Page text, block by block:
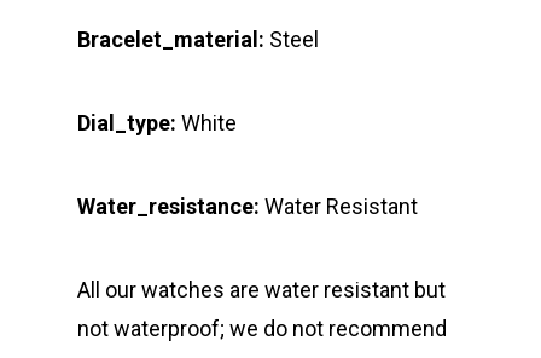
Bracelet_material: Steel
Dial_type: White
Water_resistance: Water Resistant
All our watches are water resistant but
not waterproof; we do not recommend